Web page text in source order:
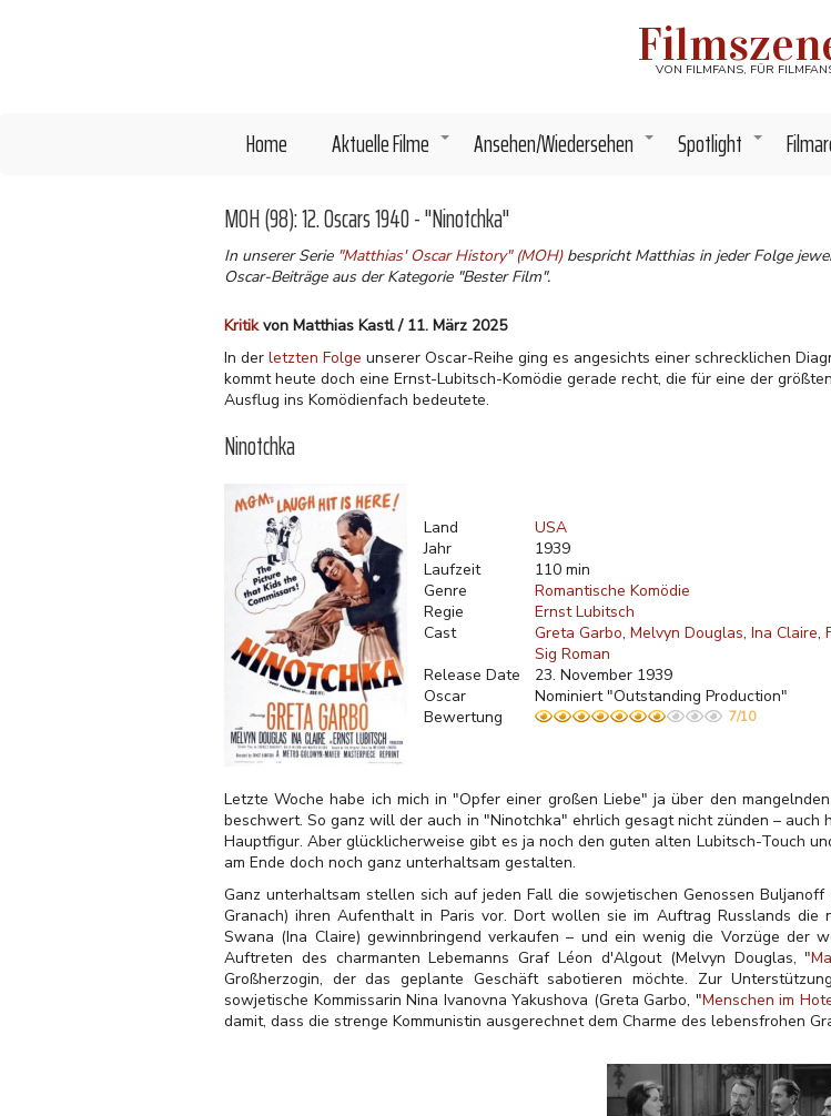
VON FILMFANS, FÜR
Home +
Aktuelle Filme +
Ansehen/Wiedersehen +
Spotlight
MOH (98): 12. Oscars 1940 - "Ninotchka"
In unserer Serie "Matthias' Oscar History" (MOH)bespricht Matthias in jeder Folge
Oscar-Beiträge aus der Kategorie "Bester Film".
Kritikvon Matthias Kastl / 11. März 2025
In der letzten Folge unserer Oscar-Reihe ging es angesichts einer schrecklichen
kommt heute doch eine Ernst-Lubitsch-Komödie gerade recht, die für eine der
Ausflug ins Komödienfach bedeutete.
Ninotchka
Land
USA
Jahr
1939
Laufzeit
110 min
Genre
Romantische Komödie
Regie
Ernst Lubitsch
Cast
Greta Garbo Melvyn Douglas Ina Claire
Sig Roman
Release Date
23. November 1939
Oscar
Nominiert "Outstanding Production"
Bewertung
7/10
Letzte Woche habe ich mich in "Opfer einer großen Liebe" ja über den
beschwert. So ganz will der auch in "Ninotchka" ehrlich gesagt nicht zünden –
Hauptfigur. Aber glücklicherweise gibt es ja noch den guten alten Lubitsch-Touch
am Ende doch noch ganz unterhaltsam gestalten.
Ganz unterhaltsam stellen sich auf jeden Fall die sowjetischen Genossen
Granach) ihren Aufenthalt in Paris vor. Dort wollen sie im Auftrag Russlands die
Swana (Ina Claire) gewinnbringend verkaufen – und ein wenig die Vorzüge der
Auftreten des charmanten Lebemanns Graf Léon d'Algout (Melvyn Douglas, "
Großherzogin, der das geplante Geschäft sabotieren möchte. Zur
sowjetische Kommissarin Nina Ivanovna Yakushova (Greta Garbo, "Menschen im
damit, dass die strenge Kommunistin ausgerechnet dem Charme des lebensfrohen